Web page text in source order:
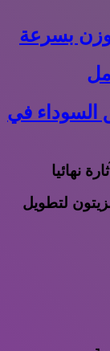
بسرعة
السوداء في
نهائيا
لتطويل